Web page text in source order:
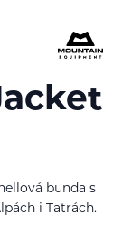
bunda s
i Tatrách.